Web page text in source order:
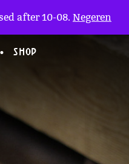
SHOP
after 10-08. Negeren